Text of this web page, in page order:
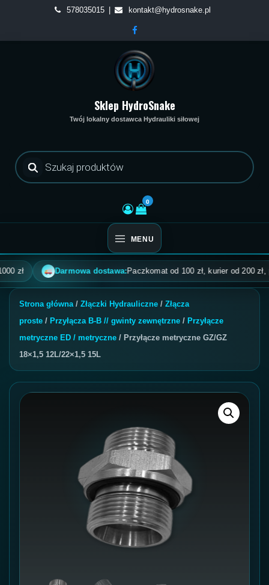
content
578035015 kontakt@hydrosnake.pl
Sklep HydroSnake
Twój lokalny dostawca Hydrauliki siłowej
Wyszukiwarka
produktów
0
MENU
Darmowa dostawa:Paczkomat od 100 zł, kurier od 200 zł,
Strona główna/ Złączki Hydrauliczne / Złącza
proste / Przyłącza B-B // gwinty zewnętrzne / Przyłącze
metryczne ED / metryczne / Przyłącze metryczne GZ/GZ
18×1,5 12L/22×1,5 15L